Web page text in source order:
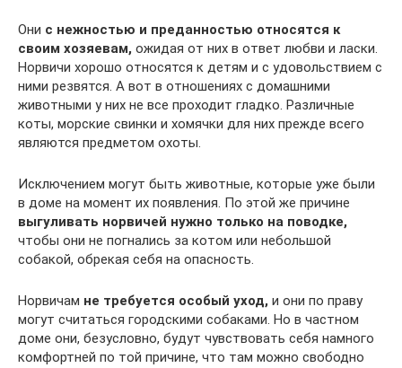
Они с нежностью и преданностью относятся к
своим хозяевам, ожидая от них в ответ любви и ласки.
Норвичи хорошо относятся к детям и с удовольствием с
ними резвятся. А вот в отношениях с домашними
животными у них не все проходит гладко. Различные
коты, морские свинки и хомячки для них прежде всего
являются предметом охоты.
Исключением могут быть животные, которые уже были
в доме на момент их появления. По этой же причине
выгуливать норвичей нужно только на поводке,
чтобы они не погнались за котом или небольшой
собакой, обрекая себя на опасность.
Норвичам не требуется особый уход, и они по праву
могут считаться городскими собаками. Но в частном
доме они, безусловно, будут чувствовать себя намного
комфортней по той причине, что там можно свободно